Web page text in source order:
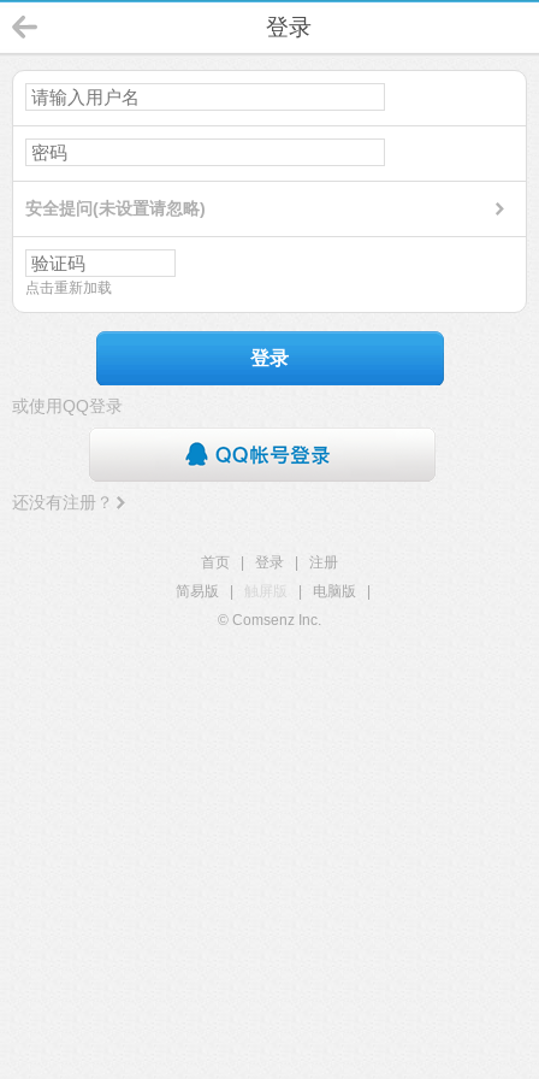
登录
安全提问(未设置请忽略)
点击重新加载
登录
或使用QQ登录
还没有注册？
首页 登录
注册
简易版
触屏版 电脑版
© Comsenz Inc.